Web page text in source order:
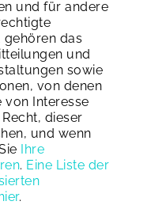
und für andere
gehören das
und
sowie
von denen
von Interesse
dieser
und wenn
Ihre
. Eine Liste der
.